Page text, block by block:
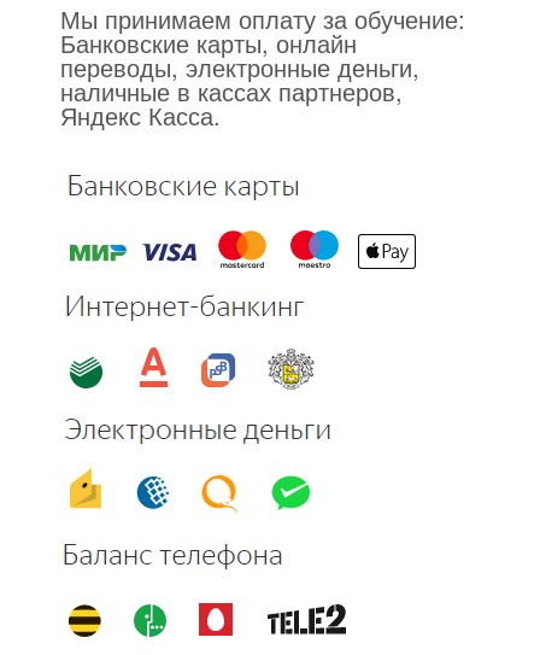
Мы принимаем оплату за обучение:
Банковские карты, онлайн
переводы, электронные деньги,
наличные в кассах партнеров,
Яндекс Касса.